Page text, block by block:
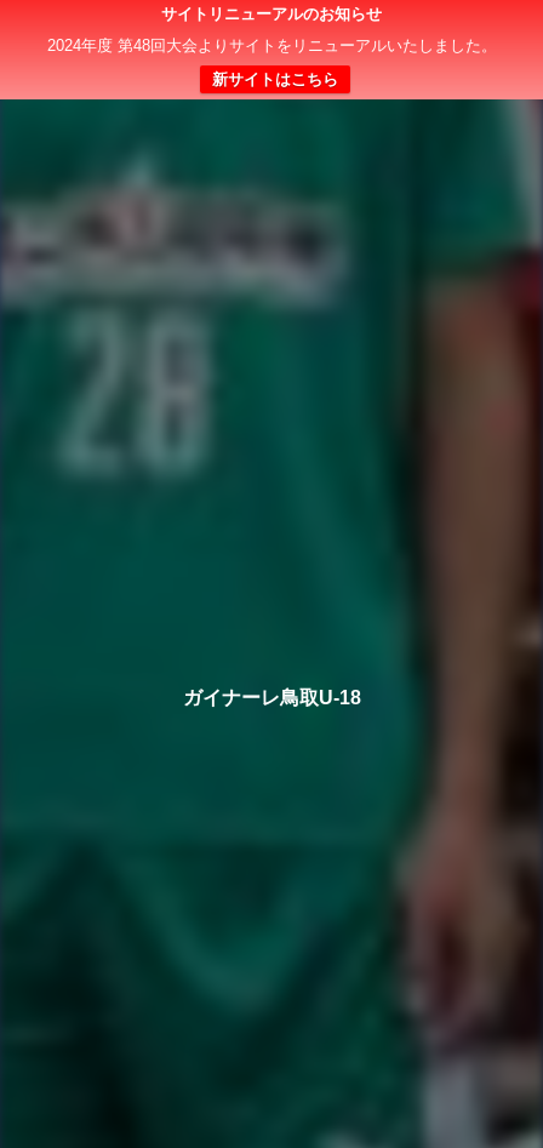
サイトリニューアルのお知らせ
2024年度 第48回大会よりサイトをリニューアルいたしました。
新サイトはこちら
ガイナーレ鳥取U-18